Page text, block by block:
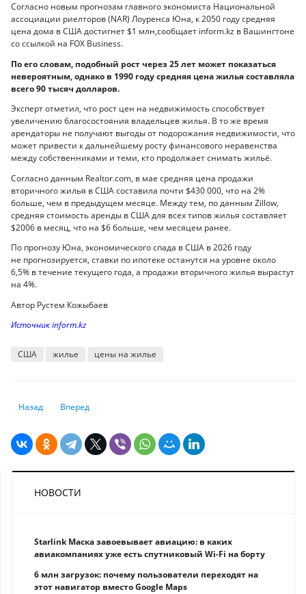
Согласно новым прогнозам главного экономиста Национальной
ассоциации риелторов (NAR) Лоуренса Юна, к 2050 году средняя
цена дома в США достигнет $1 млн,сообщает inform.kz в Вашингтоне
со ссылкой на FOX Business.
По его словам, подобный рост через 25 лет может показаться
невероятным, однако в 1990 году средняя цена жилья составляла
всего 90 тысяч долларов.
Эксперт отметил, что рост цен на недвижимость способствует
увеличению благосостояния владельцев жилья. В то же время
арендаторы не получают выгоды от подорожания недвижимости, что
может привести к дальнейшему росту финансового неравенства
между собственниками и теми, кто продолжает снимать жильё.
Согласно данным Realtor.com, в мае средняя цена продажи
вторичного жилья в США составила почти $430 000, что на 2%
больше, чем в предыдущем месяце. Между тем, по данным Zillow,
средняя стоимость аренды в США для всех типов жилья составляет
$2006 в месяц, что на $6 больше, чем месяцем ранее.
По прогнозу Юна, экономического спада в США в 2026 году
не прогнозируется, ставки по ипотеке останутся на уровне около
6,5% в течение текущего года, а продажи вторичного жилья вырастут
на 4%.
Автор Рустем Кожыбаев
Источник inform.kz
США жилье цены на жилье
Предыдущий: Жара атакует: как Европа переживает аномальные
Назад Следующий: ООН предупредила об углубляющемся кризисе
Вперед
НОВОСТИ
Starlink Маска завоевывает авиацию: в каких
авиакомпаниях уже есть спутниковый Wi-Fi на борту
6 млн загрузок: почему пользователи переходят на
этот навигатор вместо Google Maps